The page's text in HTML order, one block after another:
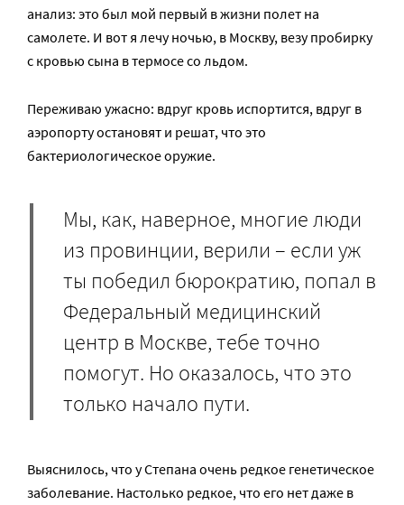
анализ: это был мой первый в жизни полет на
самолете. И вот я лечу ночью, в Москву, везу пробирку
с кровью сына в термосе со льдом.
Переживаю ужасно: вдруг кровь испортится, вдруг в
аэропорту остановят и решат, что это
бактериологическое оружие.
Мы, как, наверное, многие люди
из провинции, верили – если уж
ты победил бюрократию, попал в
Федеральный медицинский
центр в Москве, тебе точно
помогут. Но оказалось, что это
только начало пути.
Выяснилось, что у Степана очень редкое генетическое
заболевание. Настолько редкое, что его нет даже в